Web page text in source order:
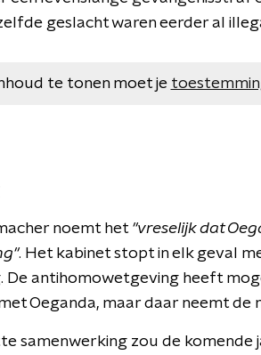
geslacht waren eerder al
te tonen moet je
noemt het "vreselijk dat
. Het kabinet stopt in elk geval
De antihomowetgeving heeft
Oeganda, maar daar neemt de
samenwerking zou de komende